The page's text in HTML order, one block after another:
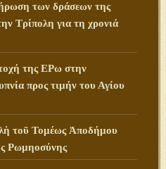
των δράσεων της
Τρίπολη για τη χρονιά
της ΕΡω στην
προς τιμήν του Αγίου
τοῦ Τομέως Ἀποδήμου
Ρωμηοσύνης